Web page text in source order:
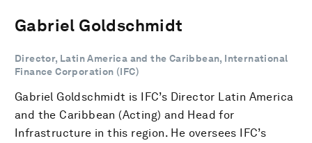
Gabriel Goldschmidt
Director, Latin America and the Caribbean, International
Finance Corporation (IFC)
Gabriel Goldschmidt is IFC’s Director Latin America
and the Caribbean (Acting) and Head for
Infrastructure in this region. He oversees IFC’s